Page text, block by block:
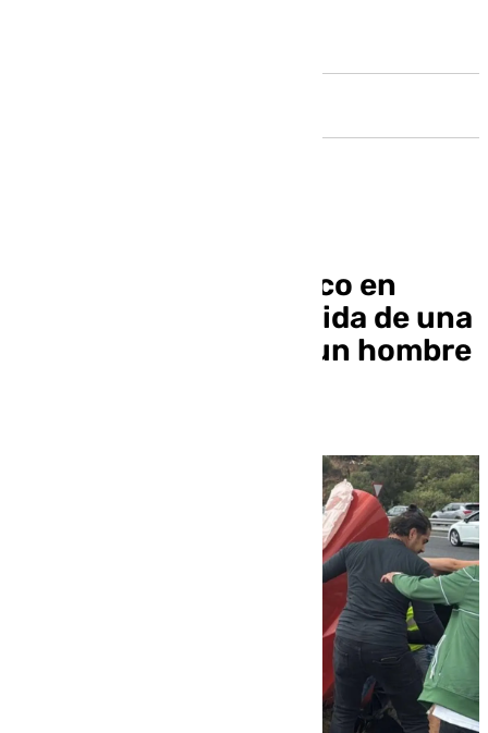
Un accidente de tráfico en
Marbella se cobra la vida de una
mujer, mientras que un hombre